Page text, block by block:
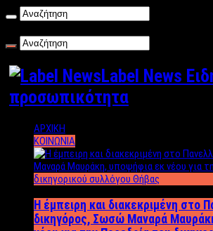
Label News
προσωπικότητα
ΑΡΧΙΚΗ
ΚΟΙΝΩΝΙΑ
Η έμπειρη και διακεκριμένη στο
δικηγόρος, Σωσώ Μαναρά